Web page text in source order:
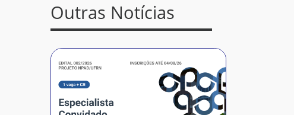
Outras Notícias